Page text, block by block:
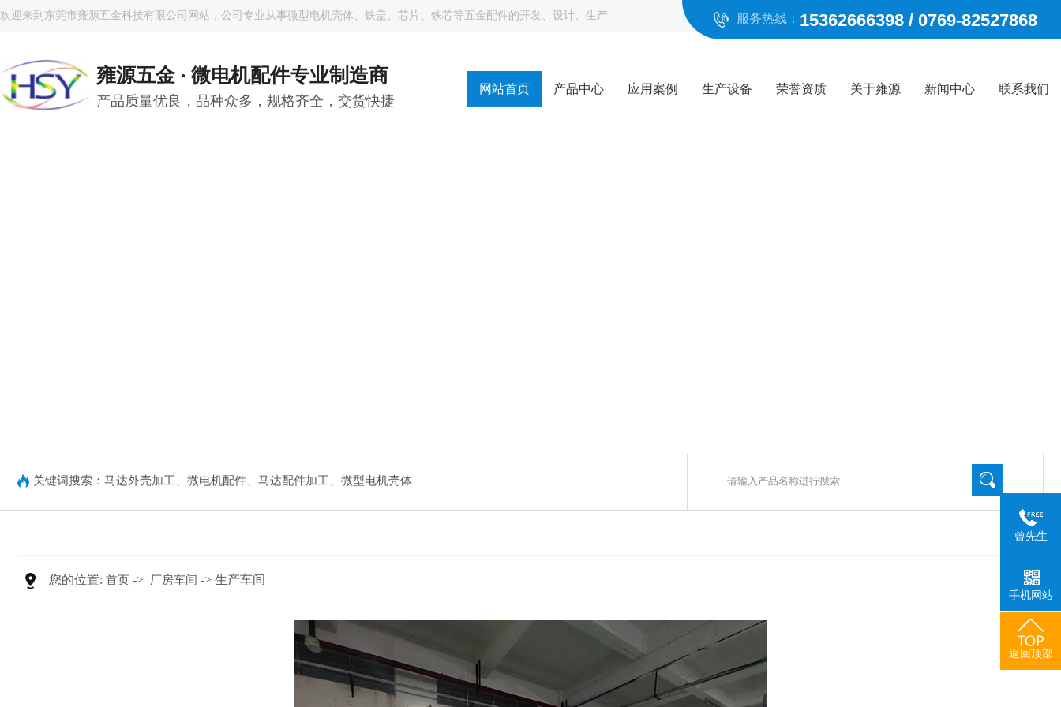
欢迎来到东莞市雍源五金科技有限公司网站，公司专业从事微型电机壳体、铁盖、芯片、铁芯等五金配件的开发、设计、生产 服务热线： 15362666398 / 0769-82527868
雍源五金 · 微电机配件专业制造商
产品质量优良，品种众多，规格齐全，交货快捷
网站首页 产品中心 应用案例 生产设备 荣誉资质 关于雍源 新闻中心 联系我们
关键词搜索： 马达外壳加工 微电机配件 马达配件加工 微型电机壳体
您的位置: 首页 -> 厂房车间 -> 生产车间
曾先生
手机网站
返回顶部